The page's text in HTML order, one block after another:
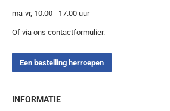
ma-vr, 10.00 - 17.00 uur
Of via ons contactformulier.
Een bestelling herroepen
INFORMATIE